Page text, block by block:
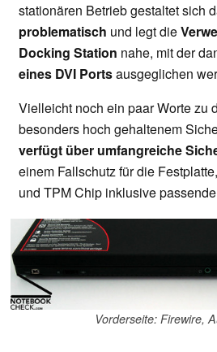
stationären Betrieb gestaltet sich
problematisch und legt die
Docking Station nahe, mit der
eines DVI Portsausgeglichen
Vielleicht noch ein paar Worte zu
besonders hoch gehaltenem
verfügt über umfangreiche
einem Fallschutz für die
und TPM Chip inklusive
Vorderseite: Firewire,